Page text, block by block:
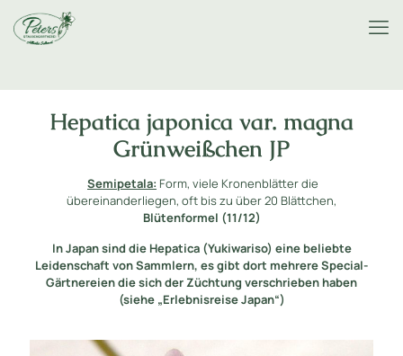
Hepatica japonica var. magna
Grünweißchen JP
Semipetala: Form, viele Kronenblätter die
übereinanderliegen, oft bis zu über 20 Blättchen,
Blütenformel (11/12)
In Japan sind die Hepatica (Yukiwariso) eine beliebte
Leidenschaft von Sammlern, es gibt dort mehrere Special-
Gärtnereien die sich der Züchtung verschrieben haben
(siehe „Erlebnisreise Japan“)